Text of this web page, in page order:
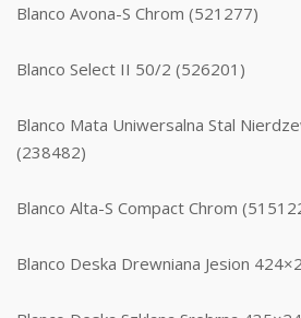
Blanco Avona-S Chrom (521277)
Blanco Select II 50/2 (526201)
Blanco Mata Uniwersalna Stal
(238482)
Blanco Alta-S Compact Chrom
Blanco Deska Drewniana Jesion